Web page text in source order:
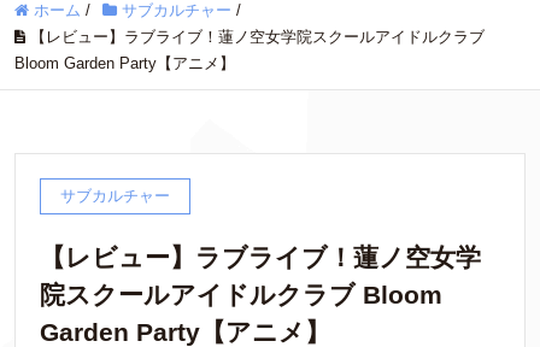
ホーム / サブカルチャー /
【レビュー】ラブライブ！蓮ノ空女学院スクールアイドルクラブ
Bloom Garden Party【アニメ】
サブカルチャー
【レビュー】ラブライブ！蓮ノ空女学
院スクールアイドルクラブ Bloom
Garden Party【アニメ】